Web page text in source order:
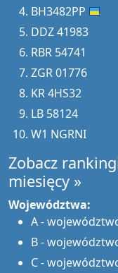
BH3482PP
DDZ 41983
RBR 54741
ZGR 01776
KR 4HS32
LB 58124
W1 NGRNI
Zobacz
miesięcy »
Województwa:
A -
B -
C -